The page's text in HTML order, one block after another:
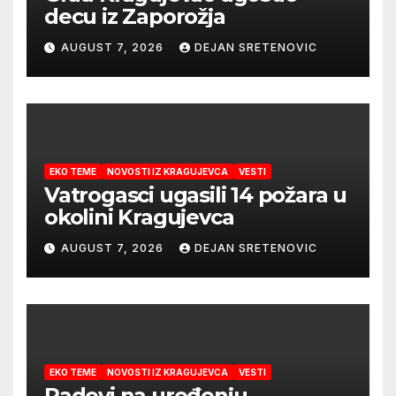
decu iz Zaporožja
AUGUST 7, 2026 DEJAN SRETENOVIC
EKO TEME NOVOSTI IZ KRAGUJEVCA VESTI
Vatrogasci ugasili 14 požara u
okolini Kragujevca
AUGUST 7, 2026 DEJAN SRETENOVIC
EKO TEME NOVOSTI IZ KRAGUJEVCA VESTI